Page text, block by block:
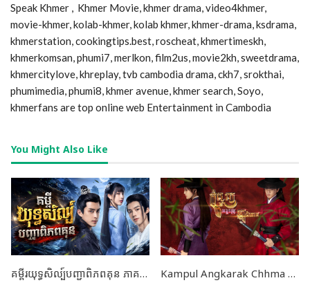
Speak Khmer , Khmer Movie, khmer drama, video4khmer,
movie-khmer, kolab-khmer, kolab khmer, khmer-drama, ksdrama,
khmerstation, cookingtips.best, roscheat, khmertimeskh,
khmerkomsan, phumi7, merlkon, film2us, movie2kh, sweetdrama,
khmercitylove, khreplay, tvb cambodia drama, ckh7, srokthai,
phumimedia, phumi8, khmer avenue, khmer search, Soyo,
khmerfans are top online web Entertainment in Cambodia
You Might Also Like
គម្ពីរយុទ្ធសិល្ប៍បញ្ជាពិភពគុន ភាគទី24 ចប់ដោយបរិបូណ៍ Kampul Angkarak Chhma Pikheat END24